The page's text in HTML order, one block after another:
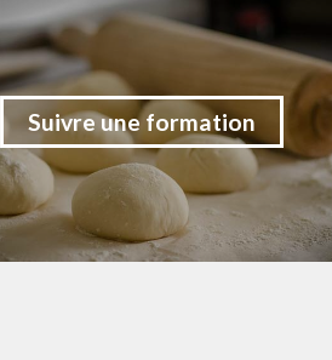
Suivre une formation